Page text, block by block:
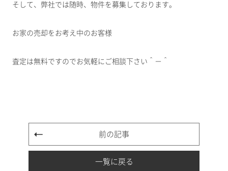
そして、弊社では随時、物件を募集しております。
お家の売却をお考え中のお客様
査定は無料ですのでお気軽にご相談下さい＾－＾
前の記事
一覧に戻る